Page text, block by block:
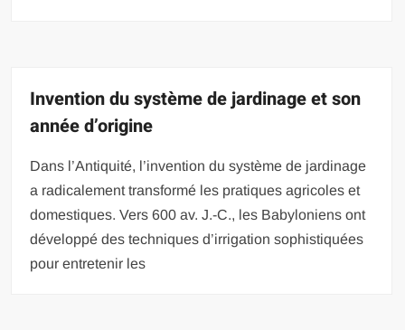
Invention du système de jardinage et son
année d’origine
Dans l’Antiquité, l’invention du système de jardinage
a radicalement transformé les pratiques agricoles et
domestiques. Vers 600 av. J.-C., les Babyloniens ont
développé des techniques d’irrigation sophistiquées
pour entretenir les